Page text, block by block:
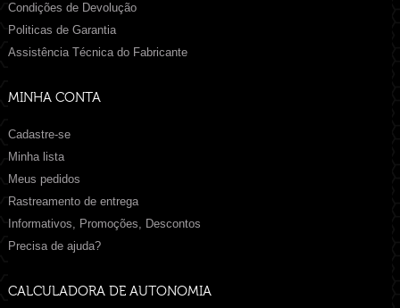
Condições de Devolução
Politicas de Garantia
Assistência Técnica do Fabricante
MINHA CONTA
Cadastre-se
Minha lista
Meus pedidos
Rastreamento de entrega
Informativos, Promoções, Descontos
Precisa de ajuda?
CALCULADORA DE AUTONOMIA